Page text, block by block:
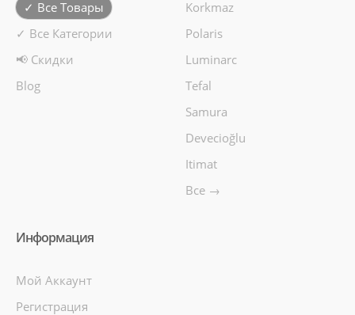
✓ Все Товары
✓ Все Категории
📢 Скидки
Blog
Korkmaz
Polaris
Luminarc
Tefal
Samura
Devecioğlu
Itimat
Все →
Информация
Мой Аккаунт
Регистрация